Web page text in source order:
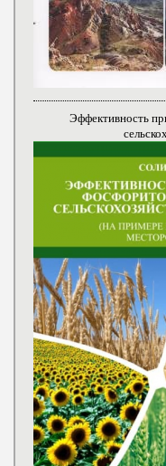
Эффективность